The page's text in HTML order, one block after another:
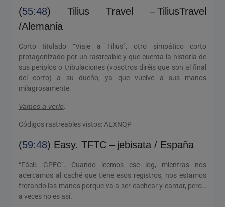
(55:48) Tilius Travel – TiliusTravel
/Alemania
Corto titulado “Viaje a Tilius”, otro simpático corto
protagonizado por un rastreable y que cuenta la historia de
sus periplos o tribulaciones (vosotros diréis que son al final
del corto) a su dueño, ya que vuelve a sus manos
milagrosamente.
Vamos a verlo.
Códigos rastreables vistos: AEXNQP
(59:48) Easy. TFTC – jebisata / España
“Fácil. GPEC”. Cuando leemos ese log, mientras nos
acercamos al caché que tiene esos registros, nos estamos
frotando las manos porque va a ser cachear y cantar, pero…
a veces no es así.